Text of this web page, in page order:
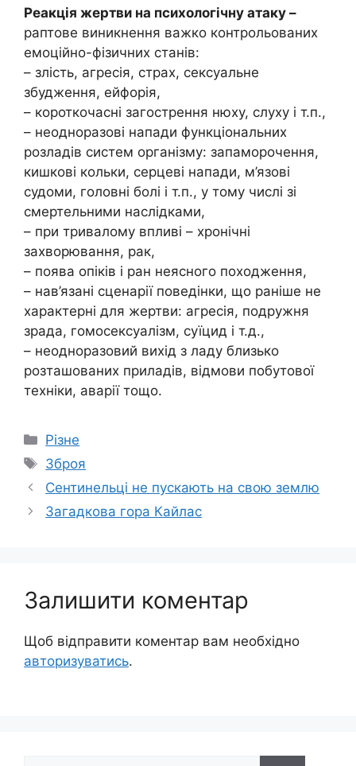
Реакція жертви на психологічну атаку –
раптове виникнення важко контрольованих
емоційно-фізичних станів:
– злість, агресія, страх, сексуальне
збудження, ейфорія,
– короткочасні загострення нюху, слуху і т.п.,
– неодноразові напади функціональних
розладів систем організму: запаморочення,
кишкові кольки, серцеві напади, м’язові
судоми, головні болі і т.п., у тому числі зі
смертельними наслідками,
– при тривалому впливі – хронічні
захворювання, рак,
– поява опіків і ран неясного походження,
– нав’язані сценарії поведінки, що раніше не
характерні для жертви: агресія, подружня
зрада, гомосексуалізм, суїцид і т.д.,
– неодноразовий вихід з ладу близько
розташованих приладів, відмови побутової
техніки, аварії тощо.
Категорії
Різне
Позначки
Зброя
Сентинельці не пускають на свою землю
Загадкова гора Кайлас
Залишити коментар
Щоб відправити коментар вам необхідно
авторизуватись.